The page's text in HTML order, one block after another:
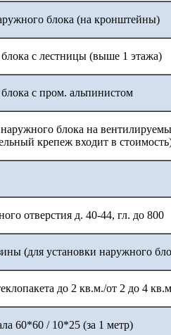
блока (на кронштейны)
с лестницы (выше 1 этажа)
с пром. альпинистом
наружного блока на
крепеж входит в
отверстия д. 40-44, гл. до 800
(для установки наружного
до 2 кв.м./от 2 до 4
60*60 / 10*25 (за 1 метр)